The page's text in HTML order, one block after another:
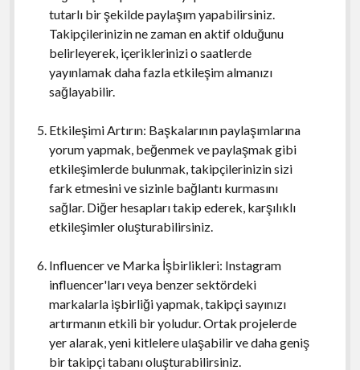
tutarlı bir şekilde paylaşım yapabilirsiniz.
Takipçilerinizin ne zaman en aktif olduğunu
belirleyerek, içeriklerinizi o saatlerde
yayınlamak daha fazla etkileşim almanızı
sağlayabilir.
Etkileşimi Artırın: Başkalarının paylaşımlarına
yorum yapmak, beğenmek ve paylaşmak gibi
etkileşimlerde bulunmak, takipçilerinizin sizi
fark etmesini ve sizinle bağlantı kurmasını
sağlar. Diğer hesapları takip ederek, karşılıklı
etkileşimler oluşturabilirsiniz.
Influencer ve Marka İşbirlikleri: Instagram
influencer'ları veya benzer sektördeki
markalarla işbirliği yapmak, takipçi sayınızı
artırmanın etkili bir yoludur. Ortak projelerde
yer alarak, yeni kitlelere ulaşabilir ve daha geniş
bir takipçi tabanı oluşturabilirsiniz.